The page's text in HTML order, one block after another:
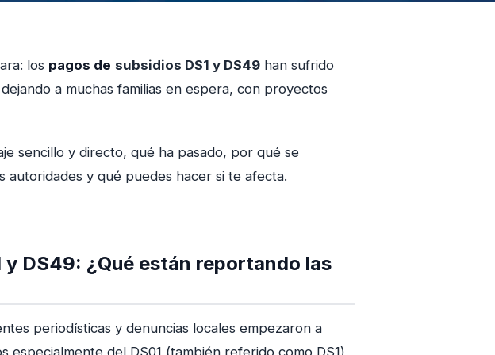
los pagos de subsidios DS1 y DS49 han sufrido
a muchas familias en espera, con proyectos
sencillo y directo, qué ha pasado, por qué se
autoridades y qué puedes hacer si te afecta.
y DS49: ¿ Qué están reportando las
periodísticas y denuncias locales empezaron a
especialmente del DS01 (también referido como DS1)